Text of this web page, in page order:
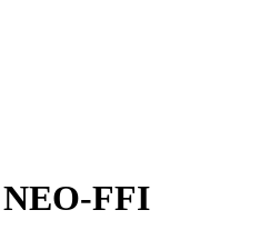
NEO-FFI